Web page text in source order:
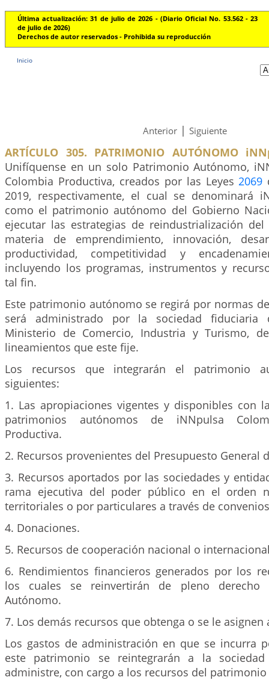
Última actualización: 31 de julio de 2026 - (Diario Oficial No. 53.562 - 23
de julio de 2026)
Derechos de autor reservados - Prohibida su reproducción
Inicio
Anterior | Siguiente
ARTÍCULO 305. PATRIMONIO AUTÓNOMO
Unifíquense en un solo Patrimonio Autónomo,
Colombia Productiva, creados por las Leyes2069
2019, respectivamente, el cual se denominará
como el patrimonio autónomo del Gobierno
ejecutar las estrategias de reindustrialización
materia de emprendimiento, innovación,
productividad, competitividad y
incluyendo los programas, instrumentos y
tal fin.
Este patrimonio autónomo se regirá por normas
será administrado por la sociedad fiduciaria
Ministerio de Comercio, Industria y Turismo,
lineamientos que este fije.
Los recursos que integrarán el patrimonio
siguientes:
1. Las apropiaciones vigentes y disponibles con
patrimonios autónomos de iNNpulsa
Productiva.
2. Recursos provenientes del Presupuesto General
3. Recursos aportados por las sociedades y
rama ejecutiva del poder público en el orden
territoriales o por particulares a través de
4. Donaciones.
5. Recursos de cooperación nacional o
6. Rendimientos financieros generados por los
los cuales se reinvertirán de pleno derecho
Autónomo.
7. Los demás recursos que obtenga o se le
Los gastos de administración en que se incurra
este patrimonio se reintegrarán a la
administre, con cargo a los recursos del